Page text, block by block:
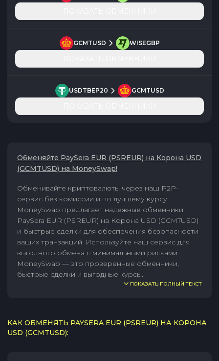
GCMTUSD WISEGBP
USDTBEP20 GCMTUSD
Обменяйте PaySera EUR (PSREUR) на Корона USD
(GCMTUSD) на MoneySwap!
Обменивайте криптовалюты через наш P2P-
сервис без комиссии и по лучшему курсу.
MoneySwap предлагает надежные обменники
PaySera EUR (PSREUR) на Корона USD (GCMTUSD)
и быстрые сделки для обеспечения безопасности
ваших транзакций. Используйте наш сервис для
выгодного обмена с минимальными рисками.
MoneySwap — это проверенные обменники,
быстрые сделки и выгодные курсы.
ПОКАЗАТЬ ПОЛНЫЙ ТЕКСТ
КАК ОБМЕНЯТЬ PAYSERA EUR (PSREUR) НА КОРОНА
USD (GCMTUSD):